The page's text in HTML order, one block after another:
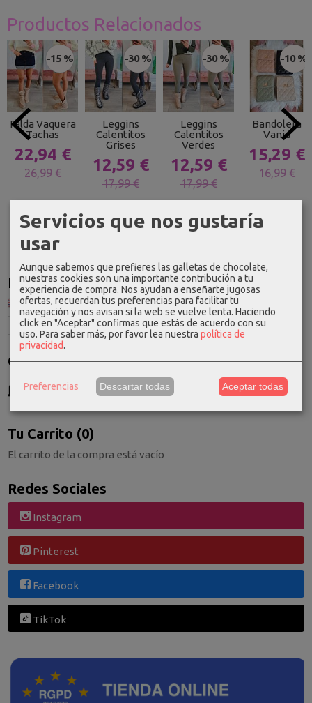
Idioma
Costes de Envío
GRATIS *
Consultar Destinos
Tu Carrito (0)
El carrito de la compra está vacío
Redes Sociales
Instagram
Pinterest
Facebook
TikTok
Productos Relacionados
-15 %
Falda Vaquera
Tachas
22,94 €
26,99 €
-30 %
Leggins
Calentitos
Grises
12,59 €
17,99 €
-30 %
Leggins
Calentitos
Verdes
12,59 €
17,99 €
-10 %
Bandolera
Vania
15,29 €
16,99 €
Servicios que nos gustaría
usar
Aunque sabemos que prefieres las galletas de chocolate,
nuestras cookies son una importante contribución a tu
experiencia de compra. Nos ayudan a enseñarte jugosas
ofertas, recuerdan tus preferencias para facilitar tu
navegación y nos avisan si la web se vuelve lenta. Haciendo
click en "Aceptar" confirmas que estás de acuerdo con su
uso. Para saber más, por favor lea nuestra política de
privacidad.
Preferencias Descartar todas Aceptar todas